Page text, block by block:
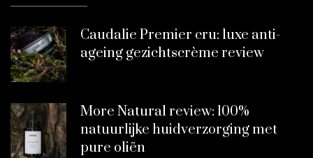
Caudalie Premier cru: luxe anti-
ageing gezichtscrème review
More Natural review: 100%
natuurlijke huidverzorging met
pure oliën